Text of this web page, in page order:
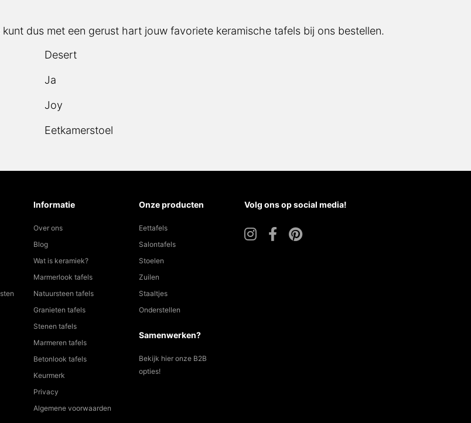
kunt dus met een gerust hart jouw favoriete keramische tafels bij ons bestellen.
Desert
Ja
Joy
Eetkamerstoel
Informatie
Over ons
Blog
Wat is keramiek?
Marmerlook tafels
Natuursteen tafels
Granieten tafels
Stenen tafels
Marmeren tafels
Betonlook tafels
Keurmerk
Privacy
Algemene voorwaarden
Onze producten
Eettafels
Salontafels
Stoelen
Zuilen
Staaltjes
Onderstellen
Samenwerken?
Bekijk hier onze B2B
opties!
Volg ons op social media!